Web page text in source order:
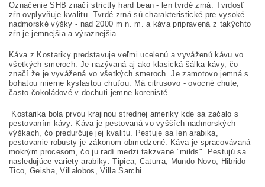
Označenie SHB značí strictly hard bean - len tvrdé zrná. Tvrdosť
zŕn ovplyvňuje kvalitu. Tvrdé zrná sú charakteristické pre vysoké
nadmorské výšky - nad 2000 m n. m. a káva pripravená z takýchto
zŕn je jemnejšia a výraznejšia.
Káva z Kostariky predstavuje veľmi ucelenú a vyváženú kávu vo
všetkých smeroch. Je nazývaná aj ako klasická šálka kávy, čo
značí že je vyvážená vo všetkých smeroch. Je zamotovo jemná s
bohatou mierne kyslastou chuťou. Má citrusovo - ovocné chute,
často čokoládové v dochuti jemne korenisté.
Kostarika bola prvou krajinou strednej ameriky kde sa začalo s
pestovaním kávy. Káva je pestovaná vo vyšších nadmorských
výškach, čo predurčuje jej kvalitu. Pestuje sa len arabika,
pestovanie robusty je zákonom obmedzené. Káva je spracovávaná
mokrým procesom, čo ju radí medzi takzvané "milds". Pestujú sa
nasledujúce variety arabiky: Tipica, Caturra, Mundo Novo, Hibrido
Tico, Geisha, Villalobos, Villa Sarchi.